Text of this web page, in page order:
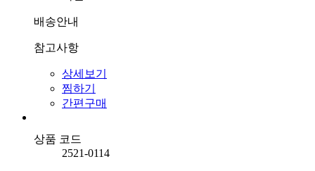
배송안내
참고사항
상세보기
찜하기
간편구매
상품 코드
2521-0114